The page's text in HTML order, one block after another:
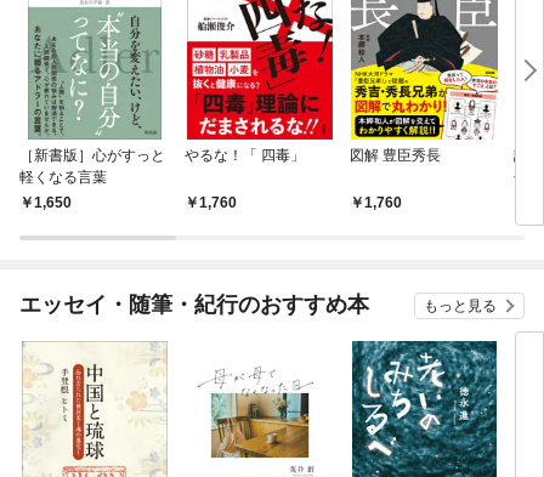
［新書版］心がすっと
軽くなる言葉
1,650
やるな！「 四毒」
1,760
図解 豊臣秀長
1,760
認
分
エッセイ・随筆・紀行のおすすめ本 もっと見る